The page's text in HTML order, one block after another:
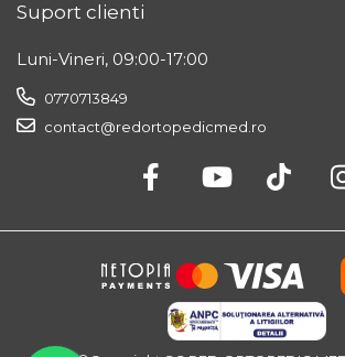
Suport clienti
Luni-Vineri, 09:00-17:00
0770713849
contact@redortopedicmed.ro